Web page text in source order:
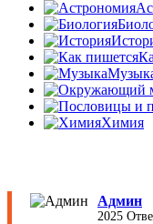
Химия
Админ
2025